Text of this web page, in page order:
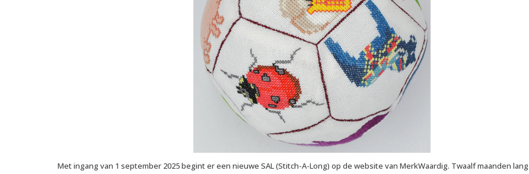
Met ingang van 1 september 2025 begint er een nieuwe SAL (Stitch-A-Long) op de website van MerkWaardig. Twaalf maanden lang